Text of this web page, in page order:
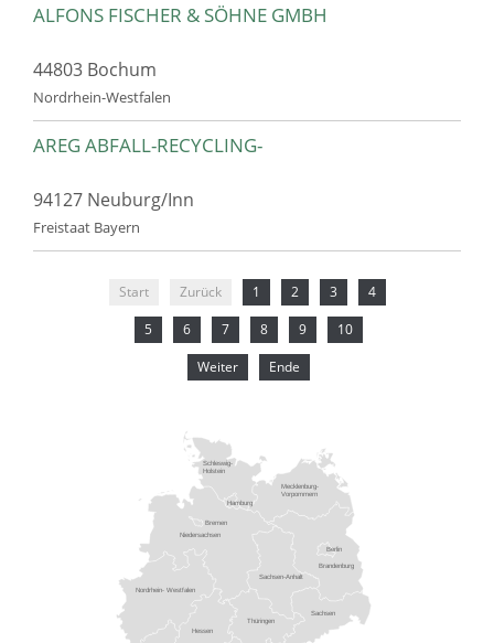
ALFONS FISCHER & SÖHNE GMBH
44803 Bochum
Nordrhein-Westfalen
AREG ABFALL-RECYCLING-
94127 Neuburg/Inn
Freistaat Bayern
Start Zurück 1 2 3 4
5 6 7 8 9 10
Weiter Ende
Brandenburg
Hessen
Mecklenburg-
Vorpommern
Niedersachsen
Nordrhein- Westfalen
Sachsen
Sachsen-Anhalt
Schleswig-
Holstein
Thüringen
Berlin
Bremen
Hamburg